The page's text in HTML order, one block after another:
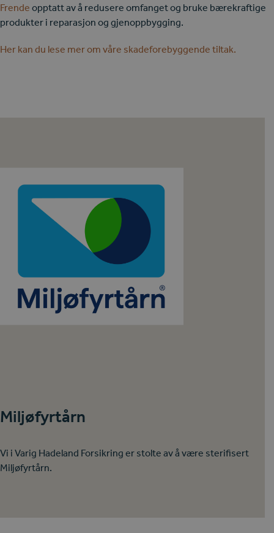
Frende opptatt av å redusere omfanget og bruke bærekraftige
produkter i reparasjon og gjenoppbygging.
Her kan du lese mer om våre skadeforebyggende tiltak.
Miljøfyrtårn
Vi i Varig Hadeland Forsikring er stolte av å være sterifisert
Miljøfyrtårn.